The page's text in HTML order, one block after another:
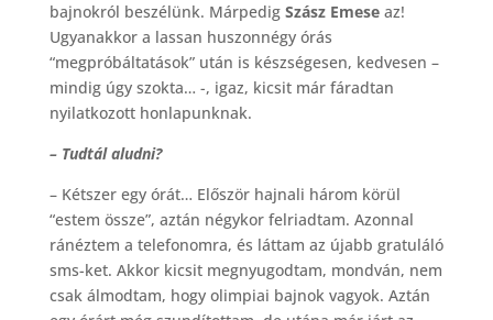
bajnokról beszélünk. Márpedig Szász Emeseaz!
Ugyanakkor a lassan huszonnégy órás
“megpróbáltatások” után is készségesen, kedvesen –
mindig úgy szokta… -, igaz, kicsit már fáradtan
nyilatkozott honlapunknak.
– Tudtál aludni?
– Kétszer egy órát… Először hajnali három körül
“estem össze”, aztán négykor felriadtam. Azonnal
ránéztem a telefonomra, és láttam az újabb gratuláló
sms-ket. Akkor kicsit megnyugodtam, mondván, nem
csak álmodtam, hogy olimpiai bajnok vagyok. Aztán